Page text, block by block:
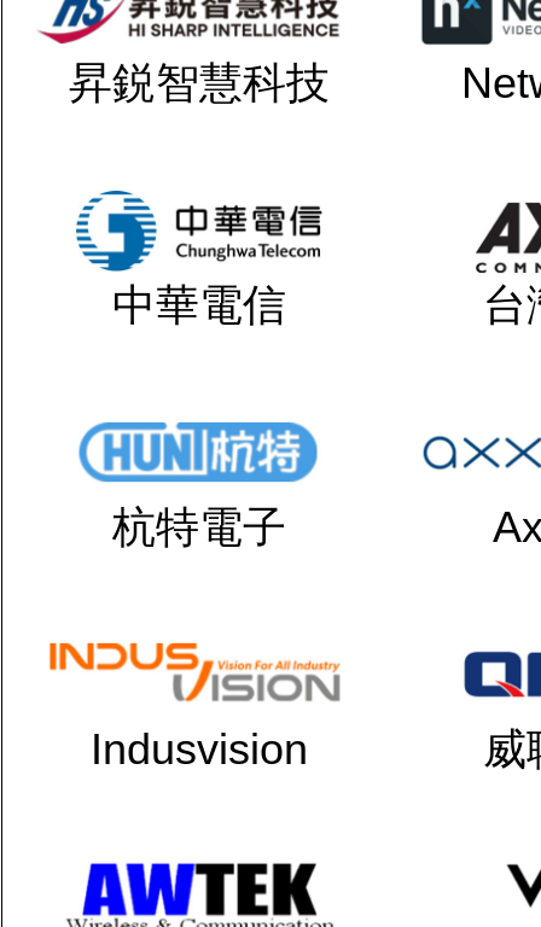
昇鋭智慧科技
中華電信 台
杭特電子
Indusvision 威